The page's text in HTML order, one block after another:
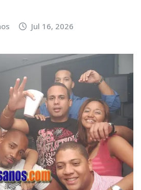
Jul 16, 2026